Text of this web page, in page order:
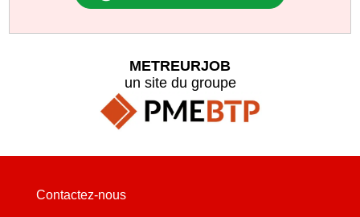
METREURJOB
un site du groupe
Contactez-nous